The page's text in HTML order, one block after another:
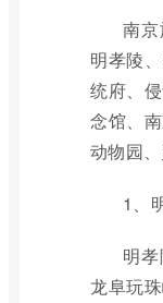
南
明孝陵
统府、
念馆、
动物园、
1、
明
龙阜玩